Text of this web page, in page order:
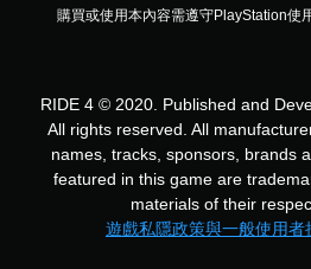
購買或使用本內容需遵守PlayStation使
RIDE 4 © 2020. Published and
All rights reserved. All
names, tracks, sponsors, brands
featured in this game are
materials of their
遊戲私隱政策與一般使用者